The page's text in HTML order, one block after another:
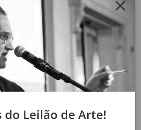
Lote 157
Alcindo Moreira Filho
Sem Título
120 x 80 cm
óleo sobre tela
assinatura no verso
do Leilão de Arte!